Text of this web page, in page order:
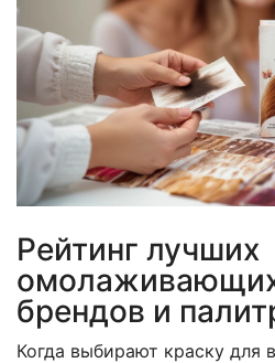
Рейтинг лучших
омолаживающих
брендов и
Когда выбирают краску для